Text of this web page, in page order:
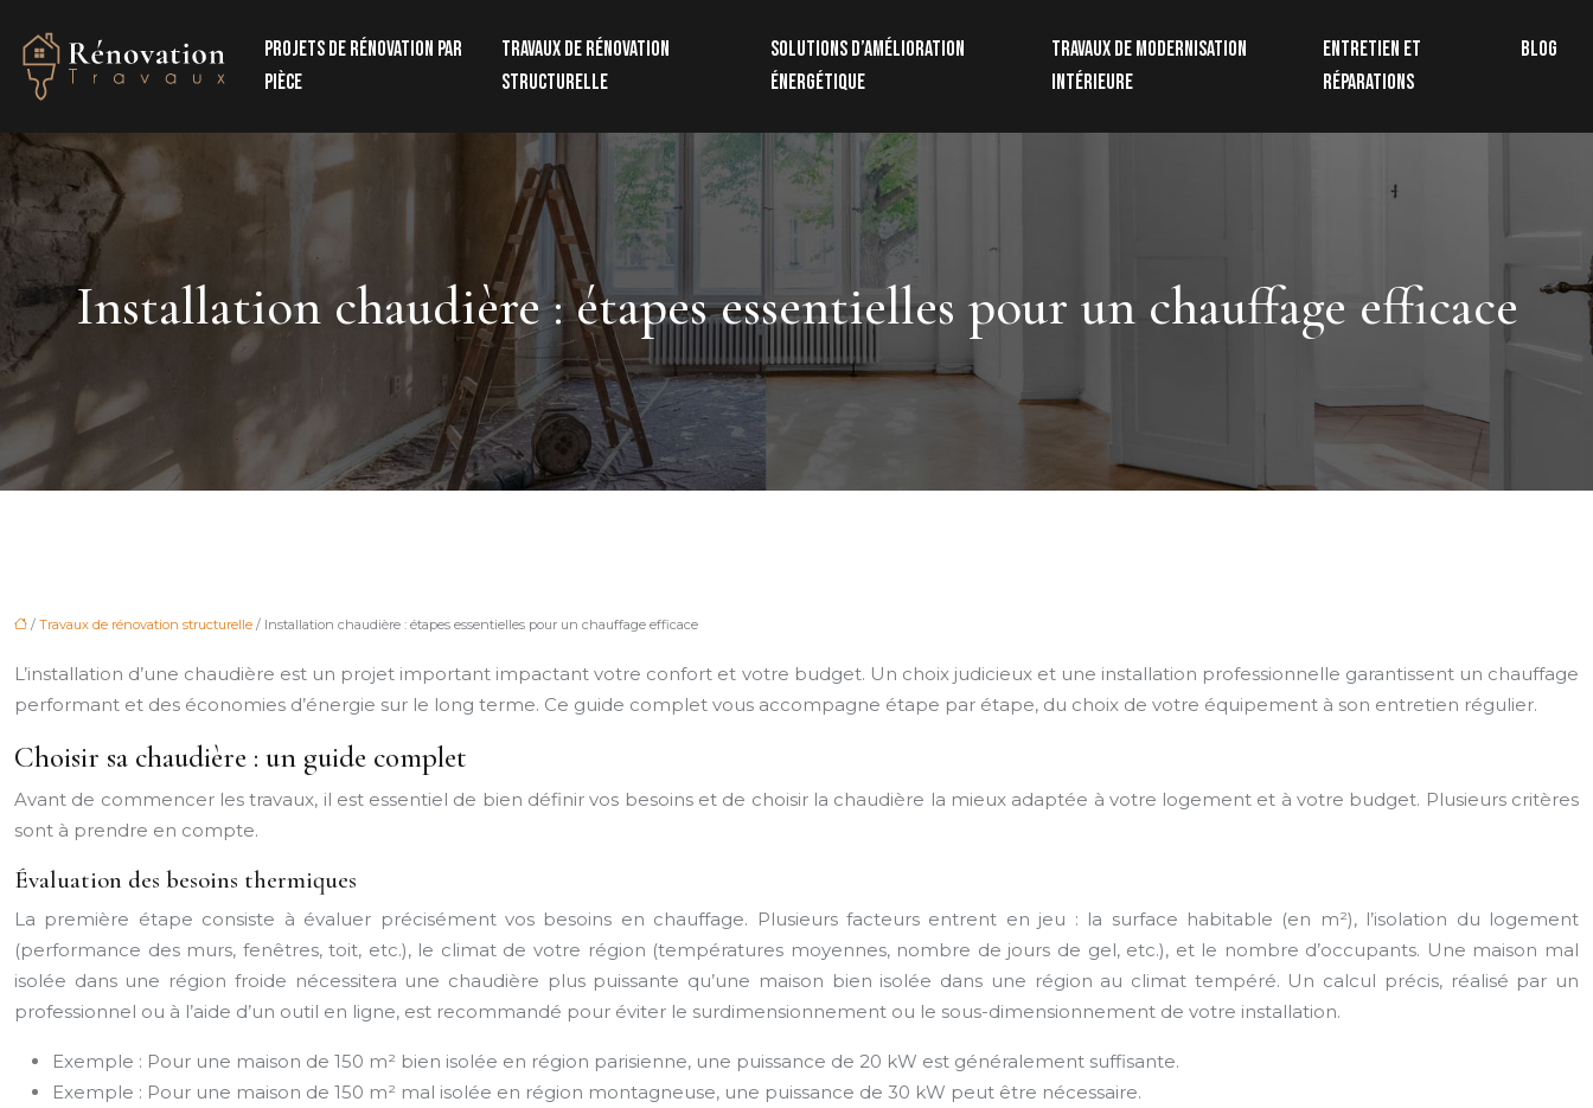
Projets de rénovation par
pièce
Travaux de rénovation
structurelle
Solutions d’amélioration
énergétique
Travaux de modernisation
intérieure
Entretien et
réparations
Blog
Installation chaudière : étapes essentielles pour un chauffage efficace
/ Travaux de rénovation structurelle / Installation chaudière : étapes essentielles pour un chauffage efficace
L’installation d’une chaudière est un projet important impactant votre confort et votre budget. Un choix judicieux et une installation professionnelle garantissent un chauffage
performant et des économies d’énergie sur le long terme. Ce guide complet vous accompagne étape par étape, du choix de votre équipement à son entretien régulier.
Choisir sa chaudière : un guide complet
Avant de commencer les travaux, il est essentiel de bien définir vos besoins et de choisir la chaudière la mieux adaptée à votre logement et à votre budget. Plusieurs critères
sont à prendre en compte.
Évaluation des besoins thermiques
La première étape consiste à évaluer précisément vos besoins en chauffage. Plusieurs facteurs entrent en jeu : la surface habitable (en m²), l’isolation du logement
(performance des murs, fenêtres, toit, etc.), le climat de votre région (températures moyennes, nombre de jours de gel, etc.), et le nombre d’occupants. Une maison mal
isolée dans une région froide nécessitera une chaudière plus puissante qu’une maison bien isolée dans une région au climat tempéré. Un calcul précis, réalisé par un
professionnel ou à l’aide d’un outil en ligne, est recommandé pour éviter le surdimensionnement ou le sous-dimensionnement de votre installation.
Exemple : Pour une maison de 150 m² bien isolée en région parisienne, une puissance de 20 kW est généralement suffisante.
Exemple : Pour une maison de 150 m² mal isolée en région montagneuse, une puissance de 30 kW peut être nécessaire.